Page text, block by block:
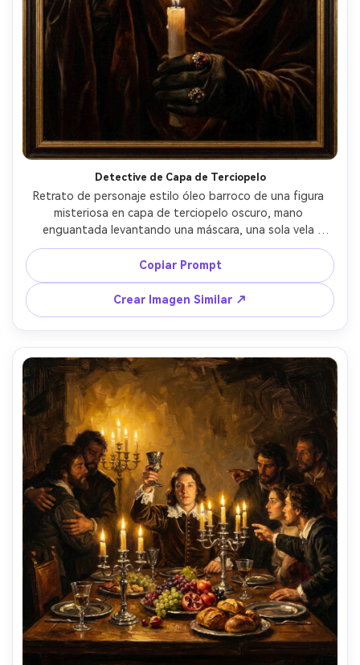
Detective de Capa de Terciopelo
Retrato de personaje estilo óleo barroco de una figura
misteriosa en capa de terciopelo oscuro, mano
enguantada levantando una máscara, una sola vela
iluminando un ojo, fuerte claroscuro, marrones y negros
ricos, anillo ornamentado brillantando, suspenso teatral,
textura pictórica, óleo sobre lienzo, lente 85mm, poca
profundidad de campo, luz suave cinematográfica --ar
4:5
Copiar Prompt
Crear Imagen Similar ↗